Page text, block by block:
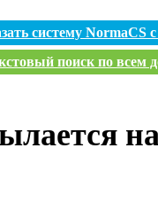
систему
поиск по всем